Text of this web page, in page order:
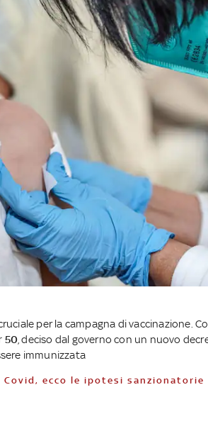
per la campagna di vaccinazione.
50, deciso dal governo con un nuovo
immunizzata
Covid, ecco le ipotesi